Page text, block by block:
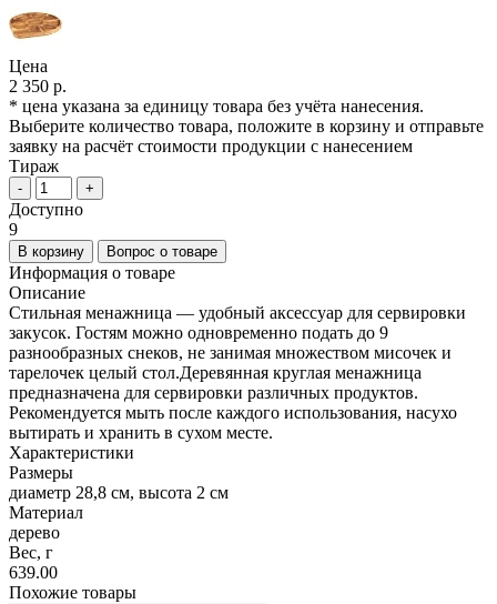
Цена
2 350 р.
* цена указана за единицу товара без учёта нанесения.
Выберите количество товара, положите в корзину и отправьте
заявку на расчёт стоимости продукции с нанесением
Тираж
- +
Доступно
9
В корзину Вопрос о товаре
Информация о товаре
Описание
Стильная менажница — удобный аксессуар для сервировки
закусок. Гостям можно одновременно подать до 9
разнообразных снеков, не занимая множеством мисочек и
тарелочек целый стол.Деревянная круглая менажница
предназначена для сервировки различных продуктов.
Рекомендуется мыть после каждого использования, насухо
вытирать и хранить в сухом месте.
Характеристики
Размеры
диаметр 28,8 см, высота 2 см
Материал
дерево
Вес, г
639.00
Похожие товары